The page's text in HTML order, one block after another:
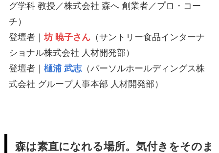
グ学科 教授／株式会社 森へ 創業者／プロ・コー
チ）
登壇者｜坊 暁子さん（サントリー食品インターナ
ショナル株式会社 人材開発部）
登壇者｜ 樋浦 武志（パーソルホールディングス株
式会社 グループ人事本部 人材開発部）
森は素直になれる場所。気付きをそのま